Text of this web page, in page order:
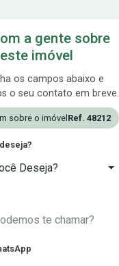
a gente sobre
este imóvel
os campos abaixo e
o seu contato em breve.
sobre o imóvel Ref. 48212
Deseja?